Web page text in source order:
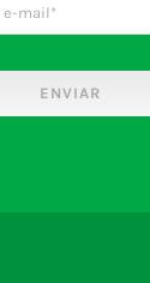
ENVIAR